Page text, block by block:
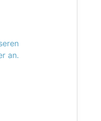
an.